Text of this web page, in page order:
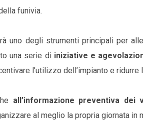
funivia.
uno degli strumenti principali per
una serie diiniziative e
l’utilizzo dell’impianto e
all’informazione preventiva dei
al meglio la propria giornata in